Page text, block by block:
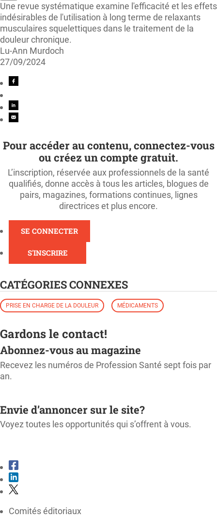
Une revue systématique examine l'efficacité et les effets
indésirables de l'utilisation à long terme de relaxants
musculaires squelettiques dans le traitement de la
douleur chronique.
Lu-Ann Murdoch
27/09/2024
Pour accéder au contenu, connectez-vous
ou créez un compte gratuit.
L’inscription, réservée aux professionnels de la santé
qualifiés, donne accès à tous les articles, blogues de
pairs, magazines, formations continues, lignes
directrices et plus encore.
SE CONNECTER
S'INSCRIRE
CATÉGORIES CONNEXES
PRISE EN CHARGE DE LA DOULEUR MÉDICAMENTS
Gardons le contact!
Abonnez-vous au magazine
Recevez les numéros de Profession Santé sept fois par
an.
Envie d’annoncer sur le site?
Voyez toutes les opportunités qui s’offrent à vous.
Comités éditoriaux